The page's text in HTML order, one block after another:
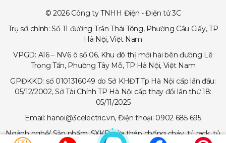
© 2026 Công ty TNHH Điện - Điện tử 3C
Trụ sở chính: Số 11 đường Trần Thái Tông, Phường Cầu Giấy, TP
Hà Nội, Việt Nam
VPGD: A16 – NV6 ô số 06, Khu đô thị mới hai bên đường Lê
Trọng Tấn, Phường Tây Mỗ, TP Hà Nội, Việt Nam
GPĐKKD: số 0101316049 do Sở KHĐT Tp Hà Nội cấp lần đầu:
05/12/2002, Sở Tài Chính TP Hà Nội cấp thay đổi lần thứ 18:
05/11/2025
Email: hanoi@3celectric.vn, Điện thoại: 0902 685 695
Ngành nghề/ Sản phẩm: SXKD cửa thép chống cháy, tủ rack, tủ